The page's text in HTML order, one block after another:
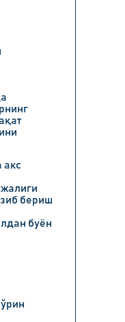
акс
бериш
буён